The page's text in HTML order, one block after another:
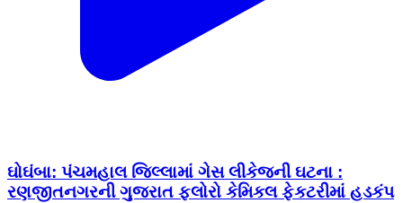
ઘોઘંબા: પંચમહાલ જિલ્લામાં ગેસ લીકેજની ઘટના :
રણજીતનગરની ગુજરાત ફ્લોરો કેમિકલ ફેકટરીમાં હડકંપ